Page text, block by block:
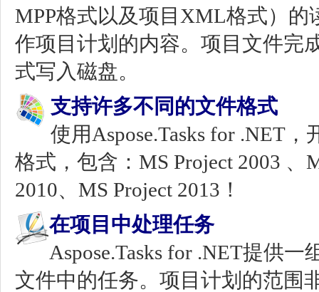
MPP格式以及项目XML格式）的
作项目计划的内容。项目文件完
式写入磁盘。
支持许多不同的文件格式
使用Aspose.Tasks for .NET
格式，包含：MS Project 2003 、
2010、MS Project 2013！
在项目中处理任务
Aspose.Tasks for .NET提供
文件中的任务。项目计划的范围